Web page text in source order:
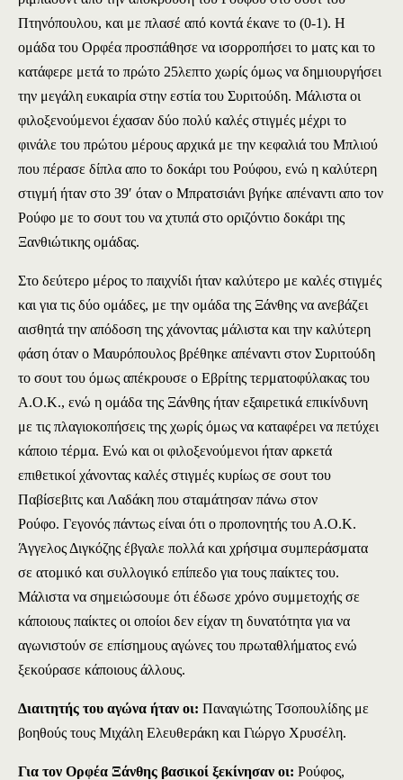
Πτηνόπουλου, και με πλασέ από κοντά έκανε το (0-1). Η
ομάδα του Ορφέα προσπάθησε να ισορροπήσει το ματς και το
κατάφερε μετά το πρώτο 25λεπτο χωρίς όμως να δημιουργήσει
την μεγάλη ευκαιρία στην εστία του Συριτούδη. Μάλιστα οι
φιλοξενούμενοι έχασαν δύο πολύ καλές στιγμές μέχρι το
φινάλε του πρώτου μέρους αρχικά με την κεφαλιά του Μπλιού
που πέρασε δίπλα απο το δοκάρι του Ρούφου, ενώ η καλύτερη
στιγμή ήταν στο 39′ όταν ο Μπρατσιάνι βγήκε απέναντι απο τον
Ρούφο με το σουτ του να χτυπά στο οριζόντιο δοκάρι της
Ξανθιώτικης ομάδας.
Στο δεύτερο μέρος το παιχνίδι ήταν καλύτερο με καλές στιγμές
και για τις δύο ομάδες, με την ομάδα της Ξάνθης να ανεβάζει
αισθητά την απόδοση της χάνοντας μάλιστα και την καλύτερη
φάση όταν ο Μαυρόπουλος βρέθηκε απέναντι στον Συριτούδη
το σουτ του όμως απέκρουσε ο Εβρίτης τερματοφύλακας του
Α.Ο.Κ., ενώ η ομάδα της Ξάνθης ήταν εξαιρετικά επικίνδυνη
με τις πλαγιοκοπήσεις της χωρίς όμως να καταφέρει να πετύχει
κάποιο τέρμα. Ενώ και οι φιλοξενούμενοι ήταν αρκετά
επιθετικοί χάνοντας καλές στιγμές κυρίως σε σουτ του
Παβίσεβιτς και Λαδάκη που σταμάτησαν πάνω στον
Ρούφο. Γεγονός πάντως είναι ότι ο προπονητής του Α.Ο.Κ.
Άγγελος Διγκόζης έβγαλε πολλά και χρήσιμα συμπεράσματα
σε ατομικό και συλλογικό επίπεδο για τους παίκτες του.
Μάλιστα να σημειώσουμε ότι έδωσε χρόνο συμμετοχής σε
κάποιους παίκτες οι οποίοι δεν είχαν τη δυνατότητα για να
αγωνιστούν σε επίσημους αγώνες του πρωταθλήματος ενώ
ξεκούρασε κάποιους άλλους.
Διαιτητής του αγώνα ήταν οι: Παναγιώτης Τσοπουλίδης με
βοηθούς τους Μιχάλη Ελευθεράκη και Γιώργο Χρυσέλη.
Για τον Ορφέα Ξάνθης βασικοί ξεκίνησαν οι: Ρούφος,